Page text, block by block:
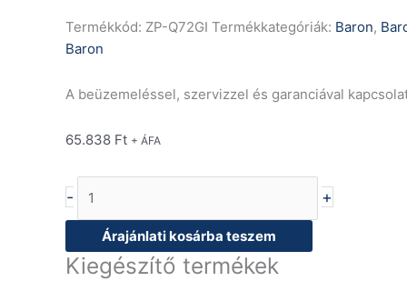
Termékkód: ZP-Q72GI Termékkategóriák: Baron,
Baron
A beüzemeléssel, szervizzel és garanciával
65.838 Ft + ÁFA
- +
Árajánlati kosárba teszem
Kiegészítő termékek